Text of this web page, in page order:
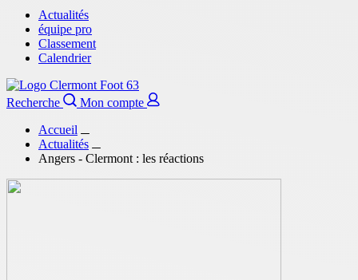
Actualités
équipe pro
Classement
Calendrier
Recherche
Mon compte
Accueil
Actualités
Angers - Clermont : les réactions